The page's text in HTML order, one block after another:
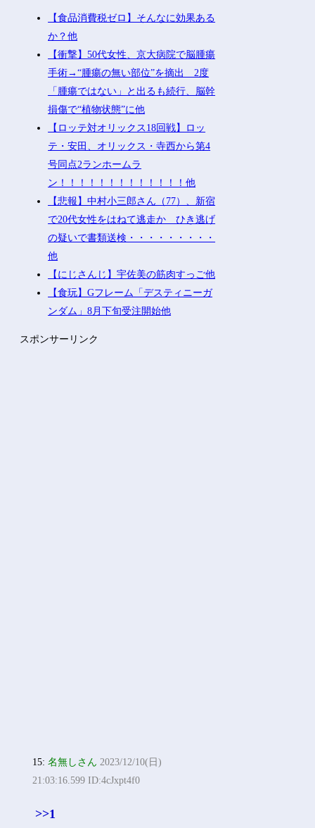
【食品消費税ゼロ】そんなに効果ある
か？他
【衝撃】50代女性、京大病院で脳腫瘍
手術→“腫瘍の無い部位”を摘出 2度
「腫瘍ではない」と出るも続行、脳幹
損傷で“植物状態”に他
【ロッテ対オリックス18回戦】ロッ
テ・安田、オリックス・寺西から第4
号同点2ランホームラ
ン！！！！！！！！！！！！！他
【悲報】中村小三郎さん（77）、新宿
で20代女性をはねて逃走か ひき逃げ
の疑いで書類送検・・・・・・・・・
他
【にじさんじ】宇佐美の筋肉すっご他
【食玩】Gフレーム「デスティニーガ
ンダム」8月下旬受注開始他
スポンサーリンク
15:名無しさん 2023/12/10(日)
21:03:16.599 ID:4cJxpt4f0
>>1